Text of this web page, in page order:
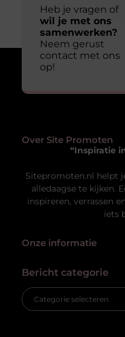
Heb je vragen of
wil je met ons
samenwerken?
Neem gerust
contact met ons
op!
Over Site Promoten
“Inspiratie
Sitepromoten.nl helpt
alledaagse te kijken.
inspireren, verrassen
iets
Onze informatie
Bericht categorie